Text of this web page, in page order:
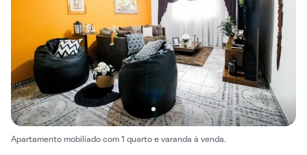
Apartamento mobiliado com 1 quarto e varanda à venda.